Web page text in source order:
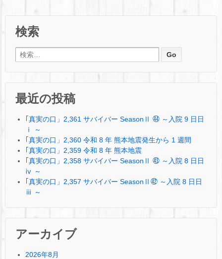
検索
検索:
最近の投稿
｢真実の口」2,361 サバイバー SeasonⅡ ㊹ ～入院 9 日日
ⅰ ～
｢真実の口」2,360 令和 8 年 熊本地震発生から 1 週間
｢真実の口」2,359 令和 8 年 熊本地震
｢真実の口」2,358 サバイバー SeasonⅡ ㊸ ～入院 8 日日
ⅳ ～
｢真実の口」2,357 サバイバー SeasonⅡ㊷ ～入院 8 日日
ⅲ ～
アーカイブ
2026年8月